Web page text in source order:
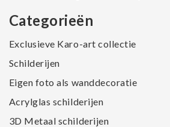
Categorieën
Exclusieve Karo-art collectie
Schilderijen
Eigen foto als wanddecoratie
Acrylglas schilderijen
3D Metaal schilderijen